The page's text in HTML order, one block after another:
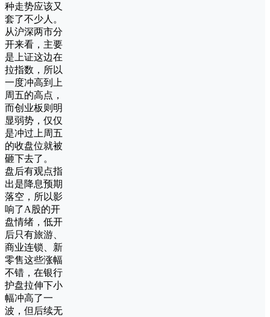
种走势应该又
套了不少人。
从沪深两市分
开来看，主要
是上证这边在
拉指数，所以
一度冲高到上
周五的高点，
而创业板则明
显弱势，仅仅
是冲过上周五
的收盘位就被
砸下去了。
盘后有观点指
出是降息预期
落空，所以影
响了A股的开
盘情绪，低开
后只有旅游、
商业连锁、新
零售这些涨幅
不错，在银行
护盘拉伸下小
幅冲高了一
波，但后续无